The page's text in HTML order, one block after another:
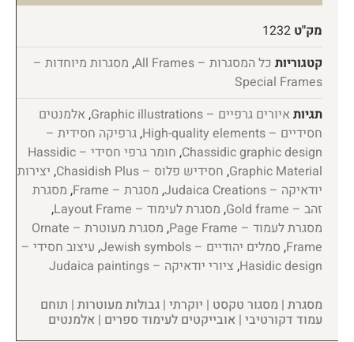
מק"ט 1232
קטגוריות כל המסגרות – All Frames , מסגרות מיוחדות –
Special Frames
תגיות איורים גרפיים – Graphic illustrations , אלמנטים
חסידיים – High-quality elements
,גרפיקה חסידית –
Chassidic graphic design
,
חומר גרפי חסידי – Hassidic
Graphic Material
, חסידיש פלוס – Chasidish Plus , יצירות
יודאיקה – Judaica Creations
, מסגרת – Frame , מסגרת
זהב – Gold frame
, מסגרת לעימוד – Layout Frame
,
מסגרת לעמוד – Page Frame
,
מסגרת מעוטרת – Ornate
Frame
, סמלים יהודיים – Jewish symbols , עיצוב חסידי –
Hasidic design
, ציורי יודאיקה – Judaica paintings
מסגרת | מסגור טקסט | יוקרתי | גבולות מעוטרות | תוחם
עמוד דקורטיבי | אובייקטים לעימוד ספרים | אלמנטים